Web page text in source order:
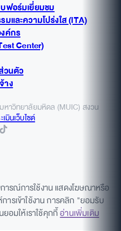
ฟอร์มเยี่ยมชม
และความโปร่งใส (ITA)
ค์กร
Center)
วนตัว
าง
าวิทยาลัยมหิดล (MUIC) สงวน
มินเว็บไซต์
ารณ์การใช้งาน แสดงโฆษณาหรือ
การเข้าใช้งาน การคลิก "ยอมรับ
อมให้เราใช้คุกกี้อ่านเพิ่มเติม